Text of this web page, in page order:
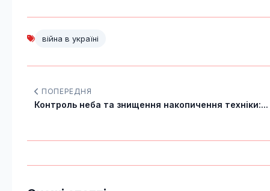
війна в україні
ПОПЕРЕДНЯ
Контроль неба та знищення накопичення техніки:...